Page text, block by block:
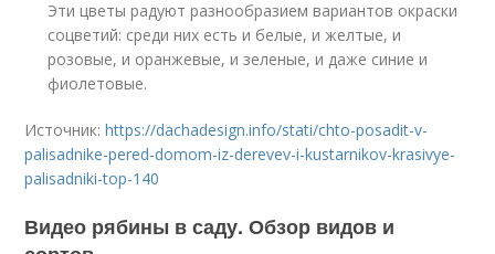
Эти цветы радуют разнообразием вариантов окраски
соцветий: среди них есть и белые, и желтые, и
розовые, и оранжевые, и зеленые, и даже синие и
фиолетовые.
Источник:https://dachadesign.info/stati/chto-posadit-v-
palisadnike-pered-domom-iz-derevev-i-kustarnikov-krasivye-
palisadniki-top-140
Видео рябины в саду. Обзор видов и